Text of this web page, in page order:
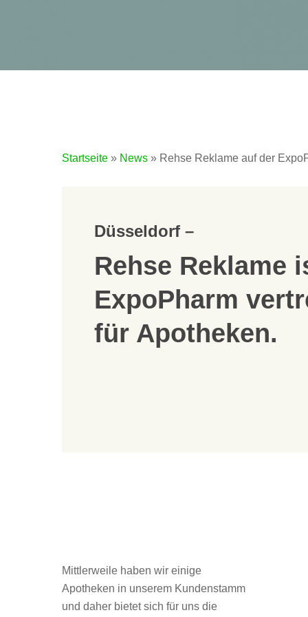
Hit enter to search or ESC to close
Startseite » News » Rehse Reklame auf der
Düsseldorf –
Rehse Reklame
ExpoPharm
für Apotheken.
Mittlerweile haben wir einige
Apotheken in unserem Kundenstamm
und daher bietet sich für uns die